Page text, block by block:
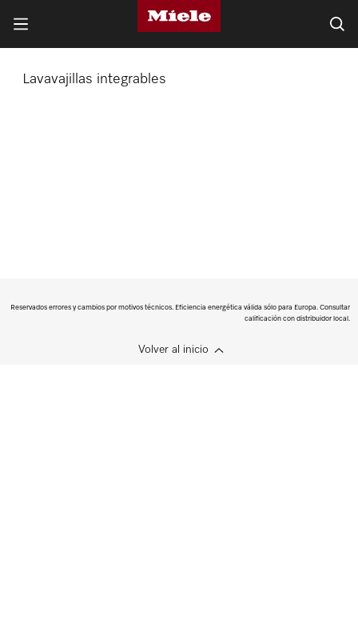
Lavavajillas integrables
Reservados errores y cambios por motivos técnicos. Eficiencia energética válida sólo para Europa. Consultar
calificación con distribuidor local.
Volver al inicio